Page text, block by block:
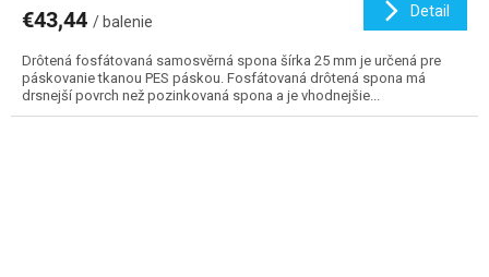
€43,44 / balenie
Detail
Drôtená fosfátovaná samosvěrná spona šírka 25 mm je určená pre
páskovanie tkanou PES páskou. Fosfátovaná drôtená spona má
drsnejší povrch než pozinkovaná spona a je vhodnejšie...